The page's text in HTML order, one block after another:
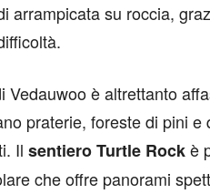
arrampicata su roccia,
Vedauwoo è altrettanto
praterie, foreste di pini
Il sentiero Turtle Rockè
che offre panorami